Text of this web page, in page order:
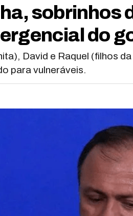
sobrinhos
do
David e Raquel (filhos
para vulneráveis.